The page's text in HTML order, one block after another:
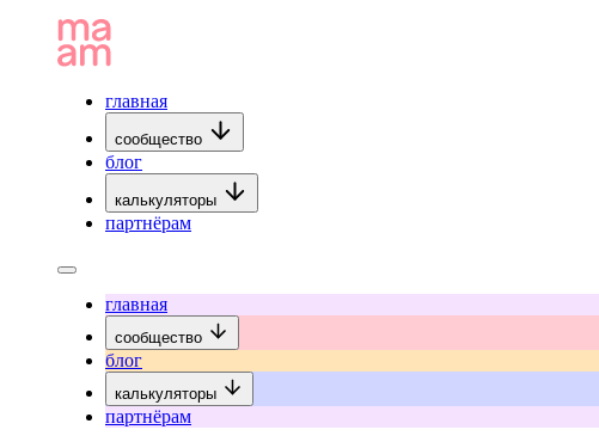
главная
сообщество
блог
калькуляторы
партнёрам
главная
сообщество
блог
калькуляторы
партнёрам